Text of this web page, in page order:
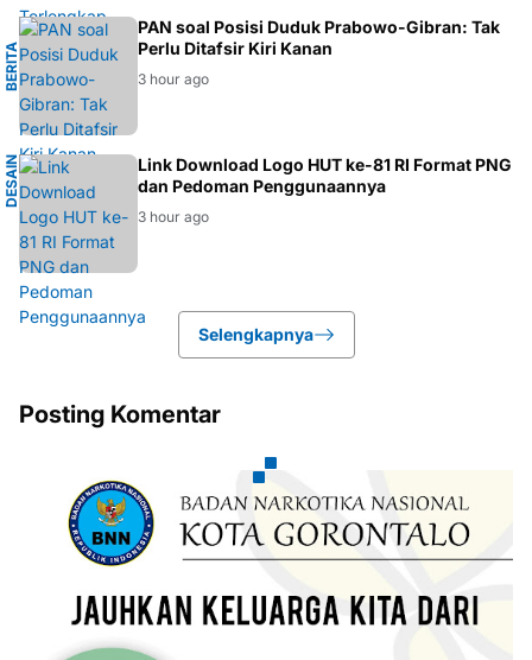
B
E
R
I
T
A
N
A
S
I
O
N
AL
PAN soal Posisi Duduk Prabowo-Gibran: Tak
Perlu Ditafsir Kiri Kanan
3 hour ago
D
E
S
A
I
N
G
R
A
F
IS
Link Download Logo HUT ke-81 RI Format PNG
dan Pedoman Penggunaannya
3 hour ago
Selengkapnya
Posting Komentar